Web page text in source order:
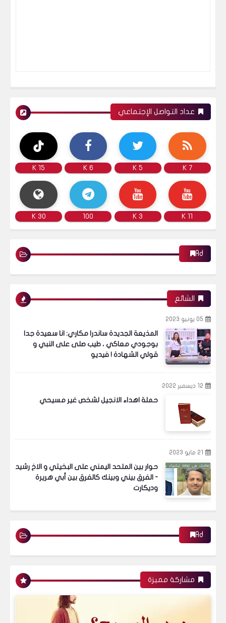
عداد التواصل الإجتماعي
7 K
5 K
6 K
15 K
11 K
3 K
100
30 K
Ad
الشائع
05 يونيو 2023
المذيعة الجديدة ساندرا مكاري: انا سعيدة جدا
بوجودي معاكي ، طيب صلى على النبي و
قولي الشهادة ! فيديو
12 ديسمبر 2022
حملة اهداء الانجيل لشخص غير مسيحي
21 مايو 2023
حوار بين الملحد اليمني على البخيتي و الاخ رشيد
- الفرق بيني وبينك كالفرق بين أبي هريرة
وديكارت
Ad
مشاركة مميزة